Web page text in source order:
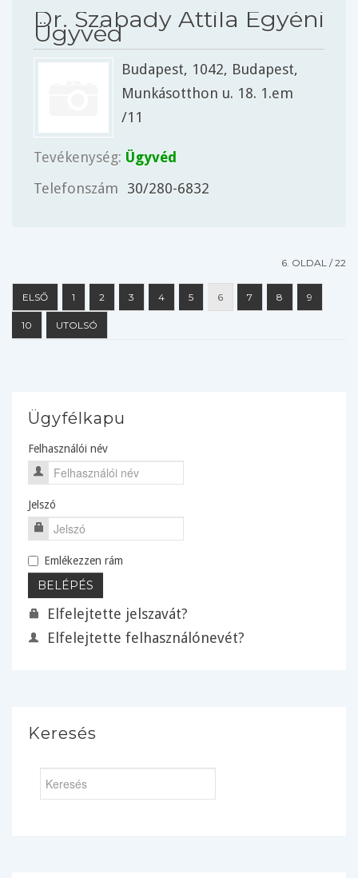
Dr. Szabady Attila Egyéni
Ügyvéd
Budapest, 1042, Budapest,
Munkásotthon u. 18. 1.em
/11
Tevékenység: Ügyvéd
Telefonszám
30/280-6832
6. OLDAL / 22
ELSŐ 1 2 3 4 5 6 7 8 9
10 UTOLSÓ
Ügyfélkapu
Felhasználói név
Jelszó
Emlékezzen rám
Elfelejtette jelszavát?
Elfelejtette felhasználónevét?
Keresés